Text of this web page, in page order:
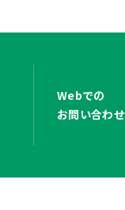
Webでの
お問い合わせ